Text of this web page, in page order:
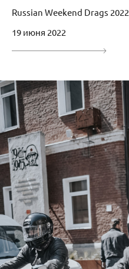
Russian Weekend Drags 2022
19 июня 2022